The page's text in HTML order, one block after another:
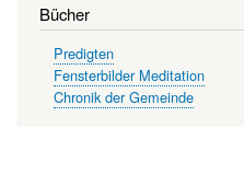
Bücher
Predigten
Fensterbilder Meditation
Chronik der Gemeinde